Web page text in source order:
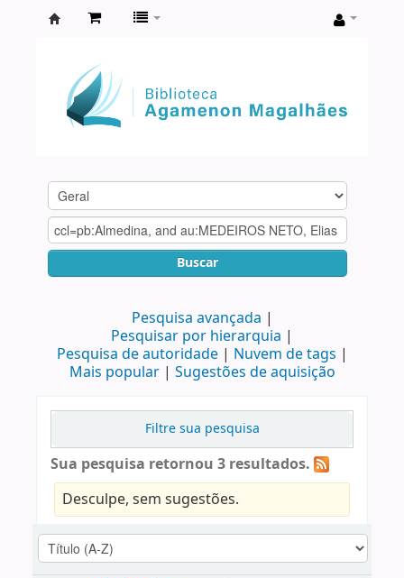
Agamenon
Magalhães
Buscar
Pesquisa avançada
Pesquisar por hierarquia
Pesquisa de autoridade
Nuvem de tags
Mais popular
Sugestões de aquisição
Filtre sua pesquisa
Sua pesquisa retornou 3 resultados.
Desculpe, sem sugestões.